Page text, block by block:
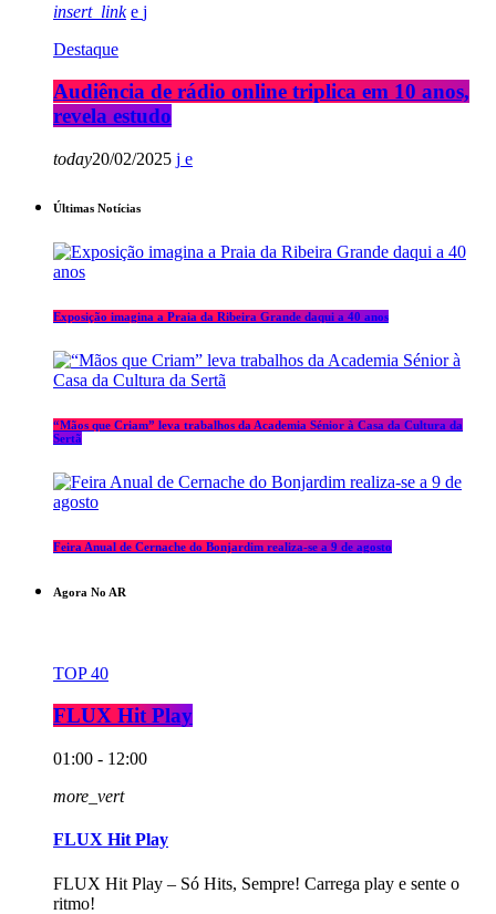
insert_link
Destaque
Audiência de rádio online triplica em 10 anos,
revela estudo
today20/02/2025
Últimas Notícias
Exposição imagina a Praia da Ribeira Grande daqui a 40 anos
“Mãos que Criam” leva trabalhos da Academia Sénior à Casa da Cultura da
Sertã
Feira Anual de Cernache do Bonjardim realiza-se a 9 de agosto
Agora No AR
TOP 40
FLUX Hit Play
01:00 - 12:00
more_vert
FLUX Hit Play
FLUX Hit Play – Só Hits, Sempre! Carrega play e sente o
ritmo!